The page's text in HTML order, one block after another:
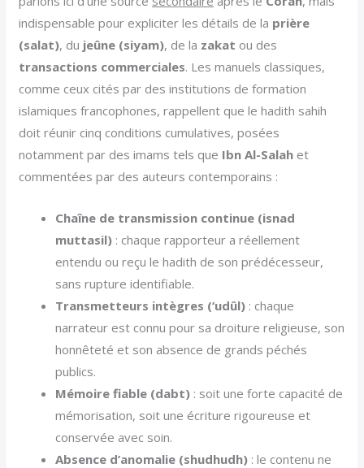
indispensable pour expliciter les détails de la prière
(salat), du jeûne (siyam), de la zakat ou des
transactions commerciales. Les manuels classiques,
comme ceux cités par des institutions de formation
islamiques francophones, rappellent que le hadith sahih
doit réunir cinq conditions cumulatives, posées
notamment par des imams tels que Ibn Al-Salah et
commentées par des auteurs contemporains :
Chaîne de transmission continue (isnad
muttasil) : chaque rapporteur a réellement
entendu ou reçu le hadith de son prédécesseur,
sans rupture identifiable.
Transmetteurs intègres (‘udûl) : chaque
narrateur est connu pour sa droiture religieuse, son
honnêteté et son absence de grands péchés
publics.
Mémoire fiable (dabt) : soit une forte capacité de
mémorisation, soit une écriture rigoureuse et
conservée avec soin.
Absence d’anomalie (shudhudh) : le contenu ne